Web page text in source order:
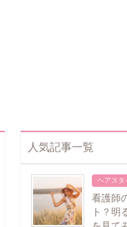
人気記事一覧
ヘアスタ
看護師
ト？明